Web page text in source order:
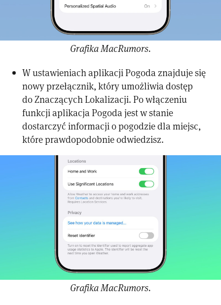
Grafika MacRumors.
W ustawieniach aplikacji Pogoda znajduje się
nowy przełącznik, który umożliwia dostęp
do Znaczących Lokalizacji. Po włączeniu
funkcji aplikacja Pogoda jest w stanie
dostarczyć informacji o pogodzie dla miejsc,
które prawdopodobnie odwiedzisz.
Grafika MacRumors.